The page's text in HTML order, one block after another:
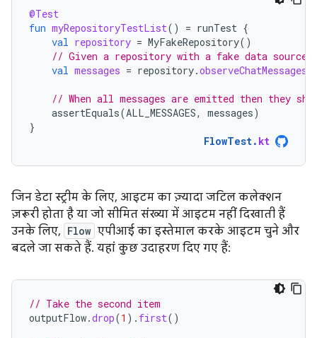
@Test
fun myRepositoryTestList() = runTest {
val repository = MyFakeRepository()
// Given a repository with a fake data source
val messages = repository.observeChatMessages
// When all messages are emitted then they should
assertEquals(ALL_MESSAGES, messages)
}
FlowTest. kt
जिन डेटा स्ट्रीम के लिए, आइटम का ज़्यादा जटिल कलेक्शन
ज़रूरी होता है या जो सीमित संख्या में आइटम नहीं दिखाती हैं
उनके लिए, Flow एपीआई का इस्तेमाल करके आइटम चुने और
बदले जा सकते हैं. यहां कुछ उदाहरण दिए गए हैं:
// Take the second item
outputFlow.drop(1 ). first()